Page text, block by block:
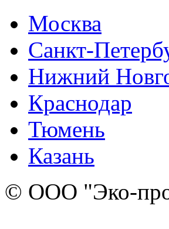
Москва
Санкт-
Нижний
Краснодар
Тюмень
Казань
© ООО "Эко-